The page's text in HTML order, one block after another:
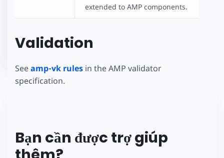
extended to AMP components.
Validation
Seeamp-vk rules in the AMP validator
specification.
Bạn cần được trợ giúp